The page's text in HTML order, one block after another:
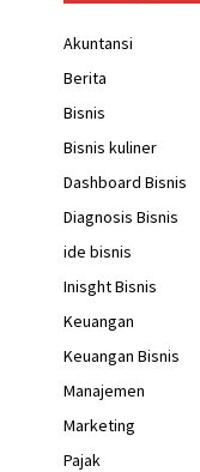
Akuntansi
Berita
Bisnis
Bisnis kuliner
Dashboard Bisnis
Diagnosis Bisnis
ide bisnis
Inisght Bisnis
Keuangan
Keuangan Bisnis
Manajemen
Marketing
Pajak